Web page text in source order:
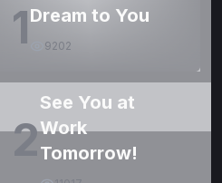
1Dream to You
9202
2
See You at
Work
Tomorrow!